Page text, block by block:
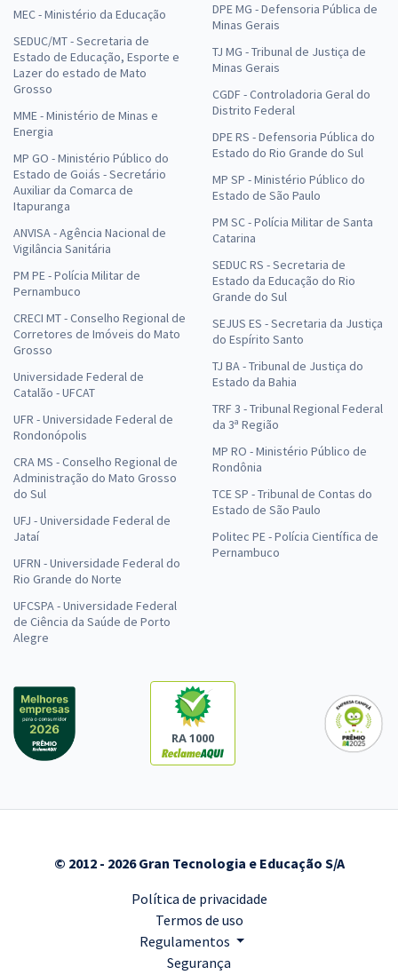
MEC - Ministério da Educação
SEDUC/MT - Secretaria de
Estado de Educação, Esporte e
Lazer do estado de Mato
Grosso
MME - Ministério de Minas e
Energia
MP GO - Ministério Público do
Estado de Goiás - Secretário
Auxiliar da Comarca de
Itapuranga
ANVISA - Agência Nacional de
Vigilância Sanitária
PM PE - Polícia Militar de
Pernambuco
CRECI MT - Conselho Regional de
Corretores de Imóveis do Mato
Grosso
Universidade Federal de
Catalão - UFCAT
UFR - Universidade Federal de
Rondonópolis
CRA MS - Conselho Regional de
Administração do Mato Grosso
do Sul
UFJ - Universidade Federal de
Jataí
UFRN - Universidade Federal do
Rio Grande do Norte
UFCSPA - Universidade Federal
de Ciência da Saúde de Porto
Alegre
DPE MG - Defensoria Pública de
Minas Gerais
TJ MG - Tribunal de Justiça de
Minas Gerais
CGDF - Controladoria Geral do
Distrito Federal
DPE RS - Defensoria Pública do
Estado do Rio Grande do Sul
MP SP - Ministério Público do
Estado de São Paulo
PM SC - Polícia Militar de Santa
Catarina
SEDUC RS - Secretaria de
Estado da Educação do Rio
Grande do Sul
SEJUS ES - Secretaria da Justiça
do Espírito Santo
TJ BA - Tribunal de Justiça do
Estado da Bahia
TRF 3 - Tribunal Regional Federal
da 3ª Região
MP RO - Ministério Público de
Rondônia
TCE SP - Tribunal de Contas do
Estado de São Paulo
Politec PE - Polícia Científica de
Pernambuco
RA 1000
© 2012 - 2026 Gran Tecnologia e Educação S/A
Política de privacidade
Termos de uso
Regulamentos
Segurança